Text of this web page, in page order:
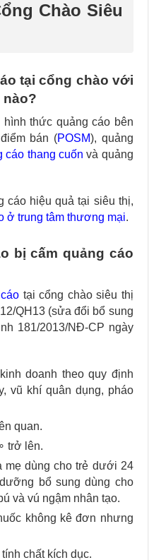
Chào Siêu
tại cổng chào với
nào?
thức quảng cáo bên
bán (POSM), quảng
cáo thang cuốn và quảng
cáo hiệu quả tại siêu thị,
ở trung tâm thương mại.
bị cấm quảng cáo
tại cổng chào siêu thị
QH13 (sửa đổi bổ sung
181/2013/NĐ-CP ngày
doanh theo quy định
vũ khí quân dụng, pháo
quan.
trở lên.
mẹ dùng cho trẻ dưới 24
bổ sung dùng cho
và vú ngậm nhân tạo.
không kê đơn nhưng
chất kích dục.